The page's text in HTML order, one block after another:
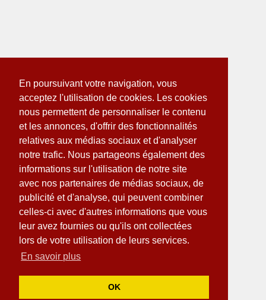
En poursuivant votre navigation, vous
acceptez l'utilisation de cookies. Les cookies
nous permettent de personnaliser le contenu
et les annonces, d'offrir des fonctionnalités
relatives aux médias sociaux et d'analyser
notre trafic. Nous partageons également des
informations sur l'utilisation de notre site
avec nos partenaires de médias sociaux, de
publicité et d'analyse, qui peuvent combiner
celles-ci avec d'autres informations que vous
leur avez fournies ou qu'ils ont collectées
lors de votre utilisation de leurs services.
En savoir plus
OK